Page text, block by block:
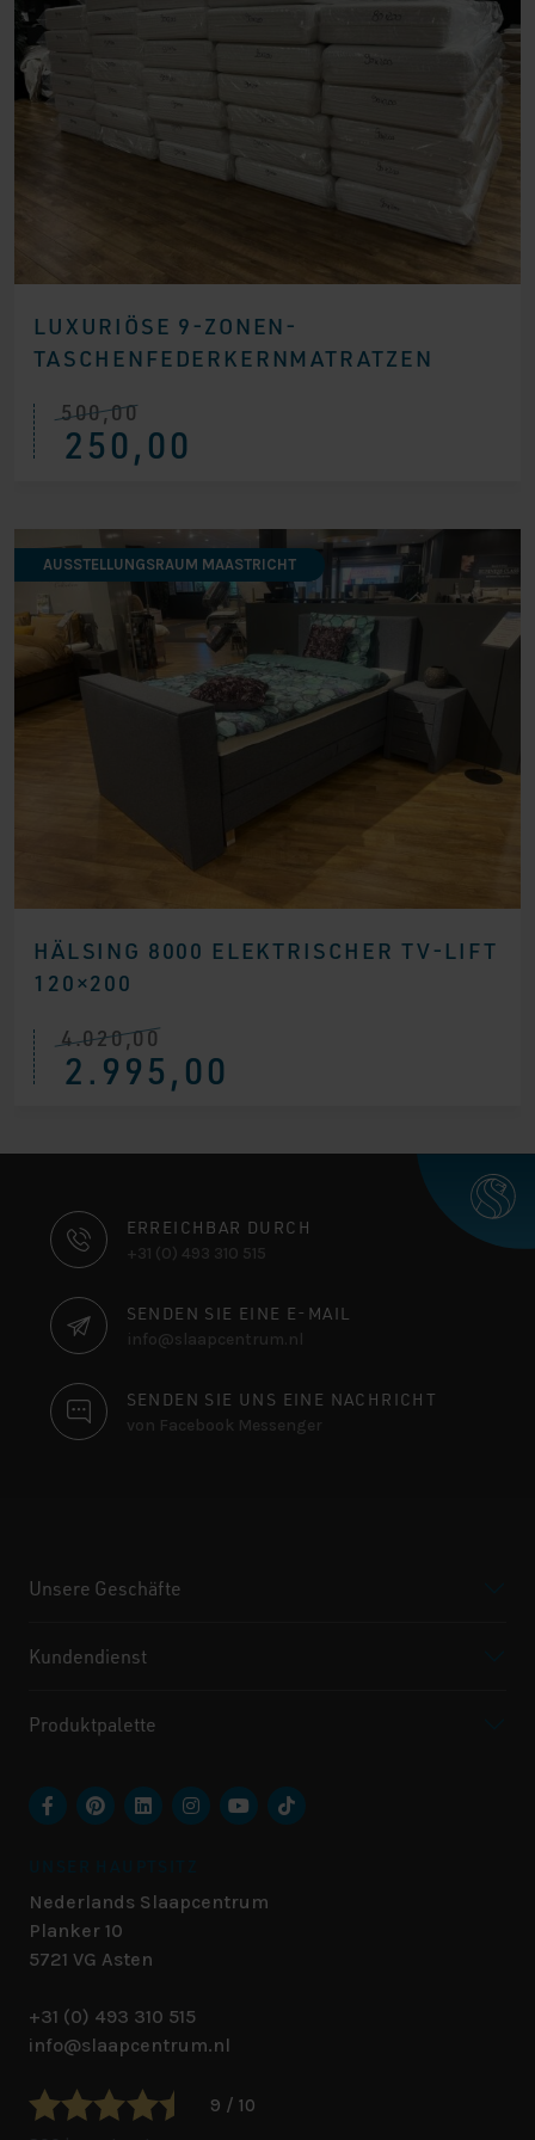
LUXURIÖSE 9-ZONEN-
TASCHENFEDERKERNMATRATZEN
500,00
Ursprünglicher
Preis
war:
250,00
Aktueller
Preis
ist:
HÄLSING 8000 ELEKTRISCHER TV-LIFT
120×200
AUSSTELLUNGSRAUM MAASTRICHT
4.020,00
Ursprünglicher
Preis
war:
2.995,00
Aktueller
Preis
ist:
KONTAKTINFORMATIONEN
ERREICHBAR DURCH
+31 (0) 493 310 515
SENDEN SIE EINE E-MAIL
info@slaapcentrum.nl
SENDEN SIE UNS EINE NACHRICHT
von Facebook Messenger
Unsere Geschäfte
Kundendienst
Produktpalette
Nederlands Slaapcentrum
Planker 10
5721 VG Asten
+31 (0) 493 310 515
info@slaapcentrum.nl
9 / 10